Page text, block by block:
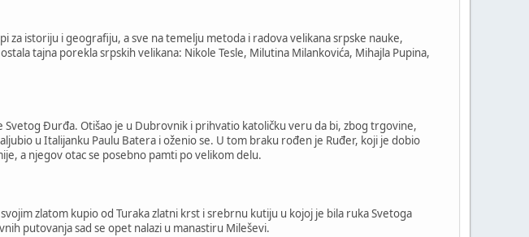
za istoriju i geografiju, a sve na temelju metoda i radova velikana srpske nauke,
tajna porekla srpskih velikana: Nikole Tesle, Milutina Milankovića, Mihajla Pupina,
Svetog Đurđa. Otišao je u Dubrovnik i prihvatio katoličku veru da bi, zbog trgovine,
u Italijanku Paulu Batera i oženio se. U tom braku rođen je Ruđer, koji je dobio
a njegov otac se posebno pamti po velikom delu.
zlatom kupio od Turaka zlatni krst i srebrnu kutiju u kojoj je bila ruka Svetoga
putovanja sad se opet nalazi u manastiru Mileševi.